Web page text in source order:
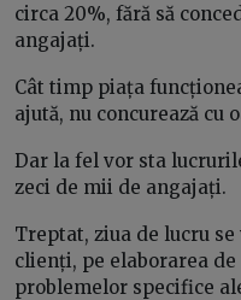
circa 20%, fără să
angajați.
Cât timp piața
ajută, nu concurează cu
Dar la fel vor sta
zeci de mii de angajați.
Treptat, ziua de lucru
clienți, pe elaborarea
problemelor specifice